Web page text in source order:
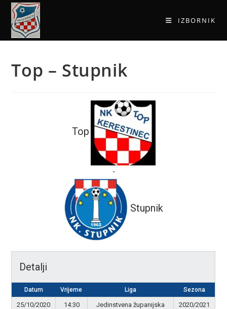
IZBORNIK
Top – Stupnik
Top
-
Stupnik
Detalji
Datum Vrijeme Liga Sezona
25/10/2020 14:30
Jedinstvena županijska
2020/2021